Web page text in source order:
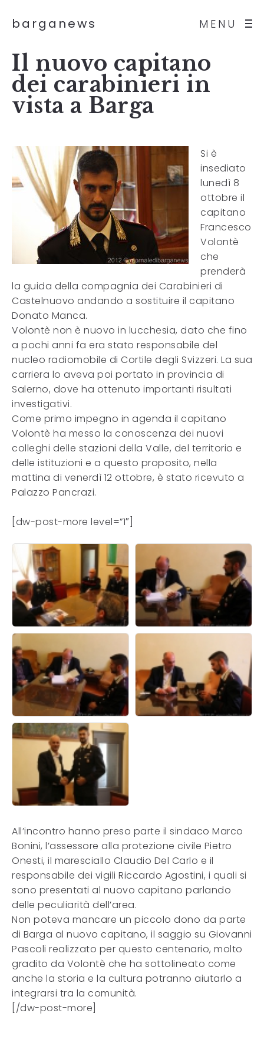
MENU
barganews
Il nuovo capitano
dei carabinieri in
vista a Barga
Si è
insediato
lunedì 8
ottobre il
capitano
Francesco
Volontè
che
prenderà
la guida della compagnia dei Carabinieri di
Castelnuovo andando a sostituire il capitano
Donato Manca.
Volontè non è nuovo in lucchesia, dato che fino
a pochi anni fa era stato responsabile del
nucleo radiomobile di Cortile degli Svizzeri. La sua
carriera lo aveva poi portato in provincia di
Salerno, dove ha ottenuto importanti risultati
investigativi.
Come primo impegno in agenda il capitano
Volontè ha messo la conoscenza dei nuovi
colleghi delle stazioni della Valle, del territorio e
delle istituzioni e a questo proposito, nella
mattina di venerdì 12 ottobre, è stato ricevuto a
Palazzo Pancrazi.
[dw-post-more level=”1″]
All’incontro hanno preso parte il sindaco Marco
Bonini, l’assessore alla protezione civile Pietro
Onesti, il maresciallo Claudio Del Carlo e il
responsabile dei vigili Riccardo Agostini, i quali si
sono presentati al nuovo capitano parlando
delle peculiarità dell’area.
Non poteva mancare un piccolo dono da parte
di Barga al nuovo capitano, il saggio su Giovanni
Pascoli realizzato per questo centenario, molto
gradito da Volontè che ha sottolineato come
anche la storia e la cultura potranno aiutarlo a
integrarsi tra la comunità.
[/dw-post-more]